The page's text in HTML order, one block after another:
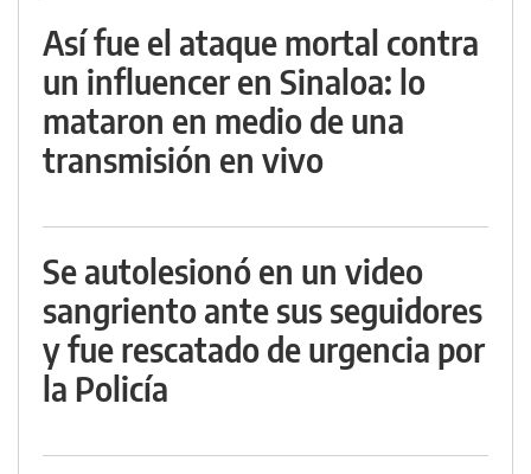
Así fue el ataque mortal contra
un influencer en Sinaloa: lo
mataron en medio de una
transmisión en vivo
Se autolesionó en un video
sangriento ante sus seguidores
y fue rescatado de urgencia por
la Policía